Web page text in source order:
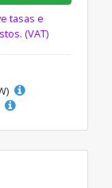
tasas e
(VAT)